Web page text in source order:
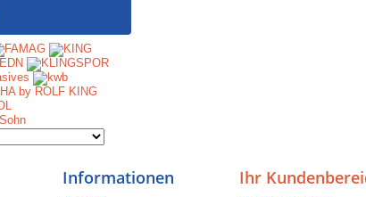
Informationen Ihr